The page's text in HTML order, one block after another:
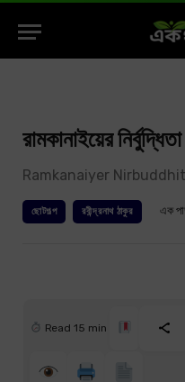
রামকানাইয়ের নির্বুদ্ধিতা
Ramkanaiyer
ছোটগল্প রবীন্দ্রনাথ ঠাকুর এক
Read 15 min